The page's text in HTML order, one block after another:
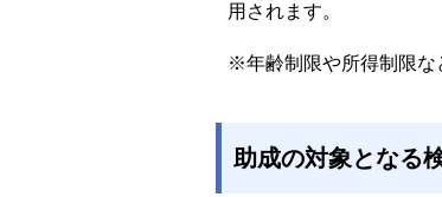
用されます。
※年齢制限や所得制限な
助成の対象となる